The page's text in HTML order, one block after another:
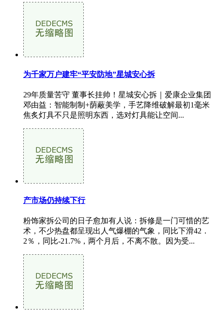
为千家万户建牢“平安防地”星城安心拆
29年质量苦守 董事长挂帅！星城安心拆｜爱康企业集团
邓由益：智能制制+荫蔽美学，手艺降维破解最初1毫米
焦炙灯具不只是照明东西，选对灯具能让空间...
产市场仍持续下行
粉饰家拆公司的日子愈加有人说：拆修是一门可惜的艺
术，不少热盘都呈现出人气爆棚的气象，同比下滑42．
2％，同比-21.7%，两个月后，不离不散。因为受...